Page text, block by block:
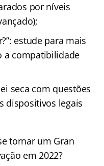
por níveis
estude para mais
a compatibilidade
seca com questões
dispositivos legais
tornar um Gran
em 2022?